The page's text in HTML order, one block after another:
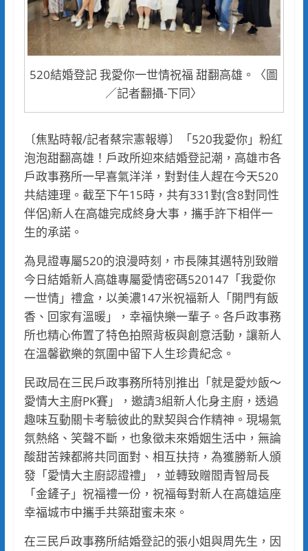
520結婚登記 我愛你一世情祝福 甜翻高雄。〈圖
／記者翻攝-下同〉
〔焦點時報/記者蔡宗憲報導〕「520我愛你」粉紅
泡泡甜翻高雄！戶政所迎來結婚登記潮，高雄市各
戶政事務所一早喜氣洋洋，對對佳人趕在今天520
共結連理。截至下午15時，共有331對(含8對同性
伴侶)新人在高雄完成終身大事，攜手許下相伴一
生的承諾。
為見證專屬520的浪漫時刻，市長陳其邁特別致贈
今日結婚新人高雄專屬愛情密碼520147「我愛你
一世情」禮盒，以美濃147米祝福新人「開門有飯
香、回家有溫暖」，幸福快樂一輩子。各戶政事務
所也精心佈置了特色拍照背板與創意活動，讓新人
在溫馨歡樂的氛圍中留下人生珍貴紀念。
民政局在三民戶政事務所特別推出「就是愛炒飯～
愛情大主廚PK賽」，邀請3組新人化身主廚，透過
趣味互動關卡考驗彼此的默契與合作精神。現場氣
氛熱絡、笑聲不斷，也象徵未來婚姻生活中，無論
酸甜苦辣都將共同面對、相互扶持，為獲勝新人頒
發「愛情大主廚認證禮」，並轉致贈閻青智局長
「金鏟子」祝福禮一份，祝福每對新人在高雄這座
幸福城市中攜手共築甜蜜未來。
在三民戶政事務所結婚登記的張小姐與周先生，因